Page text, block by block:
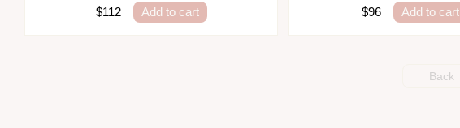
$112
Add to cart
$96
Add to cart
Back